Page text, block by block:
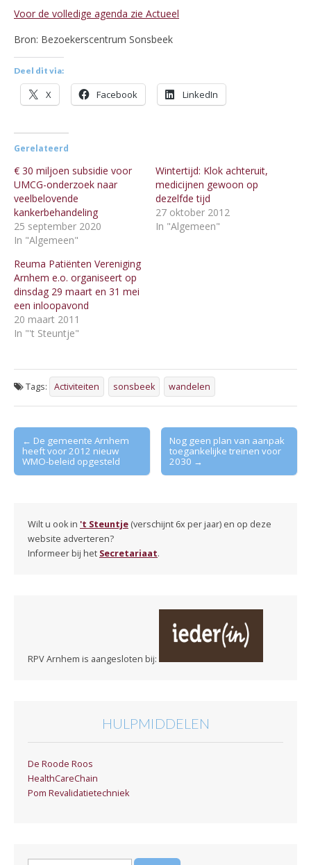
Voor de volledige agenda zie Actueel
Bron: Bezoekerscentrum Sonsbeek
Deel dit via:
X Facebook LinkedIn
Gerelateerd
€ 30 miljoen subsidie voor
UMCG-onderzoek naar
veelbelovende
kankerbehandeling
25 september 2020
In "Algemeen"
Wintertijd: Klok achteruit,
medicijnen gewoon op
dezelfde tijd
27 oktober 2012
In "Algemeen"
Reuma Patiënten Vereniging
Arnhem e.o. organiseert op
dinsdag 29 maart en 31 mei
een inloopavond
20 maart 2011
In "'t Steuntje"
Tags: Activiteiten sonsbeek wandelen
Post
navigation
← De gemeente Arnhem
heeft voor 2012 nieuw
WMO-beleid opgesteld
Nog geen plan van aanpak
toegankelijke treinen voor
2030 →
Wilt u ook in 't Steuntje (verschijnt 6x per jaar) en op deze
website adverteren?
Informeer bij het Secretariaat.
RPV Arnhem is aangesloten bij:
HULPMIDDELEN
De Roode Roos
HealthCareChain
Pom Revalidatietechniek